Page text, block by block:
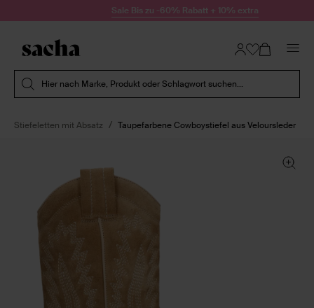
Sale Bis zu -60% Rabatt + 10% extra
Hier nach Marke, Produkt oder Schlagwort suchen...
Stiefeletten mit Absatz Taupefarbene Cowboystiefel aus Veloursleder